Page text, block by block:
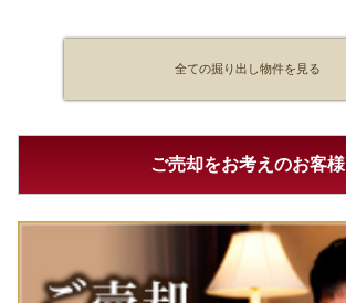
全ての掘り出し物件を見る
ご売却をお考えのお客様